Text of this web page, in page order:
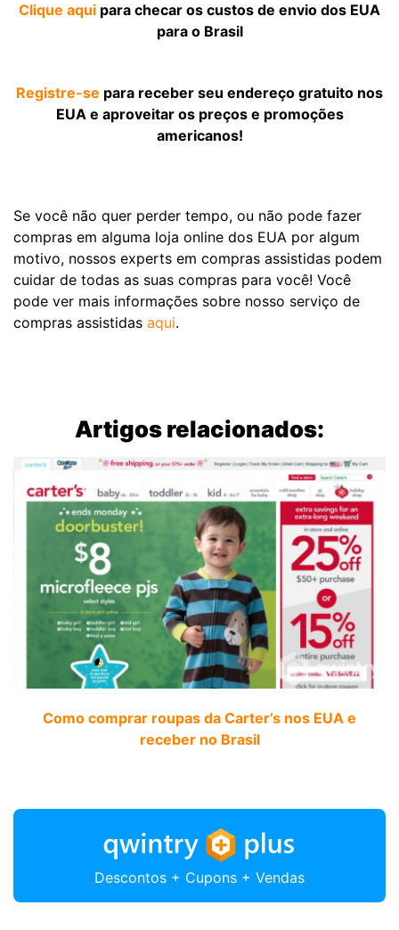
Clique aqui para checar os custos de envio dos EUA
para o Brasil
Registre-se para receber seu endereço gratuito nos
EUA e aproveitar os preços e promoções
americanos!
Se você não quer perder tempo, ou não pode fazer
compras em alguma loja online dos EUA por algum
motivo, nossos experts em compras assistidas podem
cuidar de todas as suas compras para você! Você
pode ver mais informações sobre nosso serviço de
compras assistidas aqui.
Artigos relacionados:
Como comprar roupas da Carter’s nos EUA e
receber no Brasil
Descontos + Cupons + Vendas